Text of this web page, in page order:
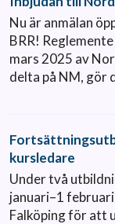
Nu är anmälan
BRR!
mars 2025 av
delta på NM, gör
kursledare
Under två
januari–1
Falköping för att